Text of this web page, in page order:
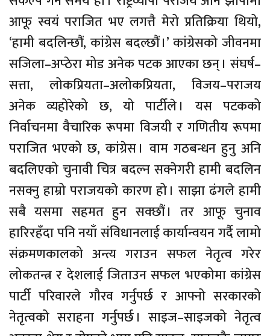
आफू स्वयं पराजित भए लगत्तै मेरो प्रतिक्रिया थियो,
‘हामी बदलिन्छौं, कांग्रेस बदल्छौं ।’ कांग्रेसको जीवनमा
सजिला–अप्ठेरा मोड अनेक पटक आएका छन् । संघर्ष–
सत्ता, लोकप्रियता–अलोकप्रियता, विजय–पराजय
अनेक व्यहोरेको छ, यो पार्टीले । यस पटकको
निर्वाचनमा वैचारिक रूपमा विजयी र गणितीय रूपमा
पराजित भएको छ, कांग्रेस । वाम गठबन्धन हुनु अनि
बदलिएको चुनावी चित्र बदल्न सक्नेगरी हामी बदलिन
नसक्नु हाम्रो पराजयको कारण हो । साझा ढंगले हामी
सबै यसमा सहमत हुन सक्छौं । तर आफू चुनाव
हारिरहँदा पनि नयाँ संविधानलाई कार्यान्वयन गर्दै लामो
संक्रमणकालको अन्त्य गराउन सफल नेतृत्व गरेर
लोकतन्त्र र देशलाई जिताउन सफल भएकोमा कांग्रेस
पार्टी परिवारले गौरव गर्नुपर्छ र आफ्नो सरकारको
नेतृत्वको सराहना गर्नुपर्छ । साइज–साइजको नेतृत्व